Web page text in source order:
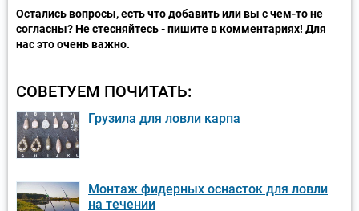
Остались вопросы, есть что добавить или вы с чем-то не
согласны? Не стесняйтесь - пишите в комментариях! Для
нас это очень важно.
СОВЕТУЕМ ПОЧИТАТЬ:
Грузила для ловли карпа
Монтаж фидерных оснасток для ловли
на течении